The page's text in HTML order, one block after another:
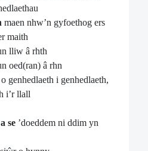
maen nhw’n gyfoethog ers
maith
lliw â rhth
oed(ran) â rhn
o genhedlaeth i genhedlaeth,
i’r llall
se ’doeddem ni ddim yn